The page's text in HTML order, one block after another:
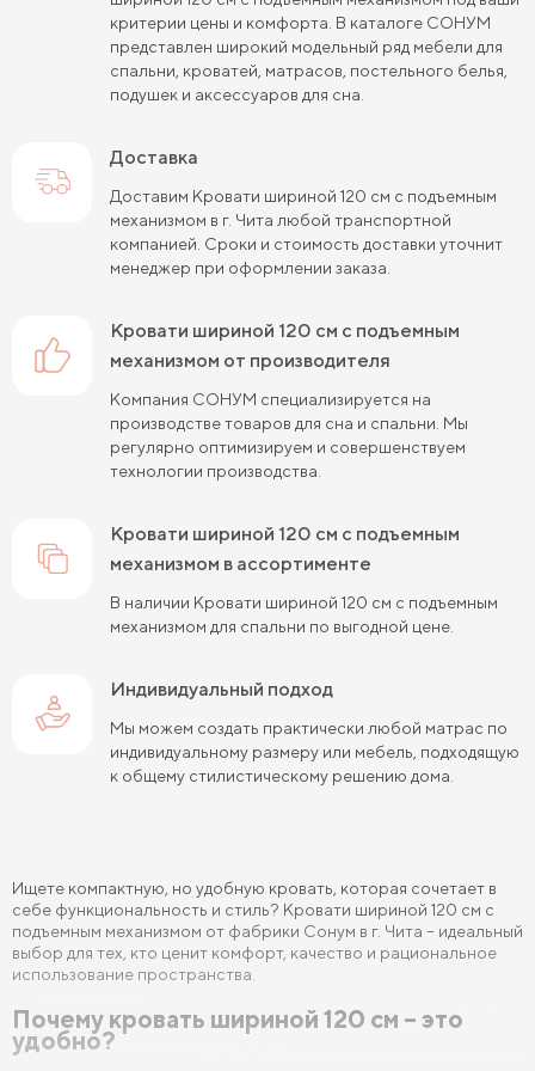
Кровати черного цвета Кровати бежевого цвета
Кровати шириной 80 см (Узкие)
Кровати шириной 140 см
Кровати шириной 180 см Кровати шириной 200 см
Высокие кровати Низкие кровати
Кровати длиной 180 см Кровати длиной 190 см
Кровати длиной 200 см
Кровати 80х180 см (для маленькой комнаты)
Кровати 90х180 см Кровати 120х180 см
Кровати 90х190 см Кровати 120х190 см
Кровати 140х190 см Кровати 160х190 см
Кровати 80х200 см Кровати 90х200 см
Кровати 120х200 см Кровати 140х200 см
Кровати с подъемным механизмом
Кровати для взрослых Кровати с ящиками
Кровати 140 х 200 с подъемным механизмом и ящиками
критерии цены и комфорта. В каталоге СОНУМ
представлен широкий модельный ряд мебели для
спальни, кроватей, матрасов, постельного белья,
подушек и аксессуаров для сна.
Доставка
Доставим Кровати шириной 120 см с подъемным
механизмом в г. Чита любой транспортной
компанией. Сроки и стоимость доставки уточнит
менеджер при оформлении заказа.
Кровати шириной 120 см с подъемным
механизмом от производителя
Компания СОНУМ специализируется на
производстве товаров для сна и спальни. Мы
регулярно оптимизируем и совершенствуем
технологии производства.
Кровати шириной 120 см с подъемным
механизмом в ассортименте
В наличии Кровати шириной 120 см с подъемным
механизмом для спальни по выгодной цене.
Индивидуальный подход
Мы можем создать практически любой матрас по
индивидуальному размеру или мебель, подходящую
к общему стилистическому решению дома.
Ищете компактную, но удобную кровать, которая сочетает в
себе функциональность и стиль? Кровати шириной 120 см с
подъемным механизмом от фабрики Сонум в г. Чита – идеальный
выбор для тех, кто ценит комфорт, качество и рациональное
использование пространства.
Почему кровать шириной 120 см – это
удобно?